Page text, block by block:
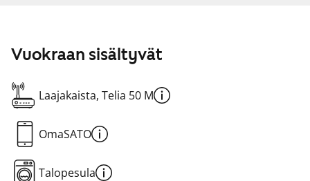
Vuokraan sisältyvät
Laajakaista, Telia 50 M
OmaSATO
Talopesula